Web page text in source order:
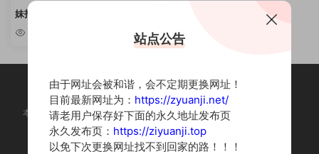
妹抖青 – 4套cos套图合集 [持续
更新]
本站为摄影写真图片网站，内容来自网络收集整理，仅作个人学习使用。
如有违法内容请联系删除
Copyright © 2022 资源集
站点公告
由于网址会被和谐，会不定期更换网址！
目前最新网址为： https://zyuanji.net/
请老用户保存好下面的永久地址发布页
永久发布页： https://ziyuanji.top
以免下次更换网址找不到回家的路！！！